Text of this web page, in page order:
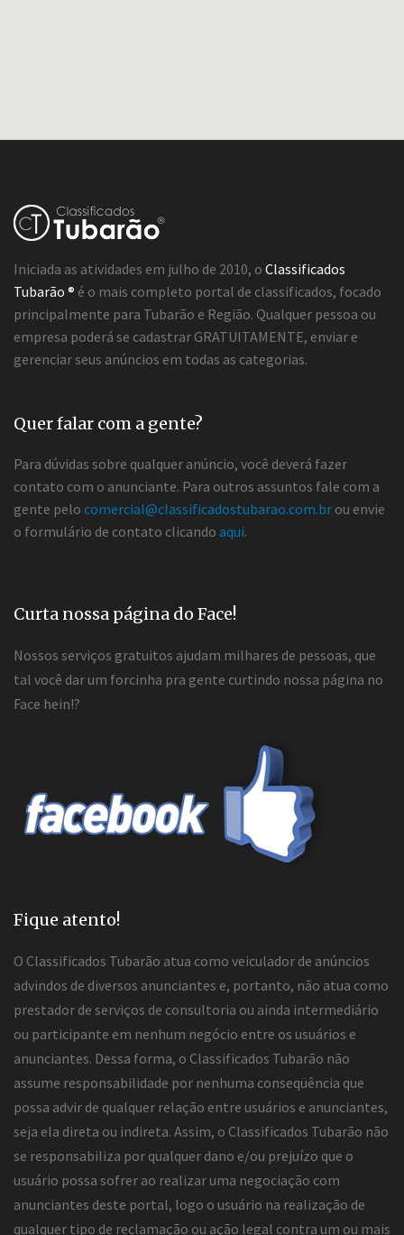
Iniciada as atividades em julho de 2010, o Classificados
Tubarão ® é o mais completo portal de classificados, focado
principalmente para Tubarão e Região. Qualquer pessoa ou
empresa poderá se cadastrar GRATUITAMENTE, enviar e
gerenciar seus anúncios em todas as categorias.
Quer falar com a gente?
Para dúvidas sobre qualquer anúncio, você deverá fazer
contato com o anunciante. Para outros assuntos fale com a
gente pelo comercial@classificadostubarao.com.br ou envie
o formulário de contato clicando aqui.
Curta nossa página do Face!
Nossos serviços gratuitos ajudam milhares de pessoas, que
tal você dar um forcinha pra gente curtindo nossa página no
Face hein!?
Fique atento!
O Classificados Tubarão atua como veiculador de anúncios
advindos de diversos anunciantes e, portanto, não atua como
prestador de serviços de consultoria ou ainda intermediário
ou participante em nenhum negócio entre os usuários e
anunciantes. Dessa forma, o Classificados Tubarão não
assume responsabilidade por nenhuma conseqüência que
possa advir de qualquer relação entre usuários e anunciantes,
seja ela direta ou indireta. Assim, o Classificados Tubarão não
se responsabiliza por qualquer dano e/ou prejuízo que o
usuário possa sofrer ao realizar uma negociação com
anunciantes deste portal, logo o usuário na realização de
qualquer tipo de reclamação ou ação legal contra um ou mais